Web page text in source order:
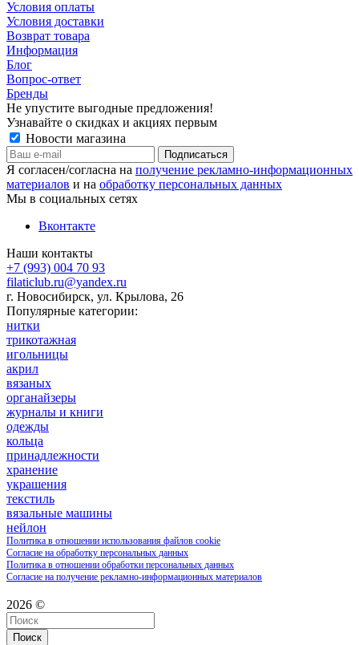
Условия оплаты
Условия доставки
Возврат товара
Информация
Блог
Вопрос-ответ
Бренды
Не упустите выгодные предложения!
Узнавайте о скидках и акциях первым
Новости магазина
Я согласен/согласна на получение рекламно-информационных
материалов и на обработку персональных данных
Мы в социальных сетях
Вконтакте
Наши контакты
+7 (993) 004 70 93
filaticlub.ru@yandex.ru
г. Новосибирск, ул. Крылова, 26
Популярные категории:
нитки
трикотажная
игольницы
акрил
вязаных
органайзеры
журналы и книги
одежды
кольца
принадлежности
хранение
украшения
текстиль
вязальные машины
нейлон
Политика в отношении использования файлов cookie
Согласие на обработку персональных данных
Политика в отношении обработки персональных данных
Согласие на получение рекламно-информационных материалов
2026 ©
Поиск